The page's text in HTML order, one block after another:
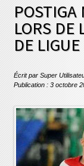
POSTIGA
LORS DE
DE
Écrit parSuper
Publication : 3 octobre